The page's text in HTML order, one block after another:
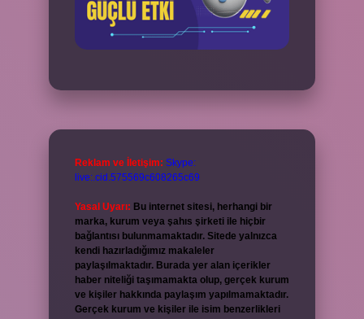
Reklam ve İletişim: Skype:
live:.cid.575569c608265c69
Yasal Uyarı: Bu internet sitesi, herhangi bir
marka, kurum veya şahıs şirketi ile hiçbir
bağlantısı bulunmamaktadır. Sitede yalnızca
kendi hazırladığımız makaleler
paylaşılmaktadır. Burada yer alan içerikler
haber niteliği taşımamakta olup, gerçek kurum
ve kişiler hakkında paylaşım yapılmamaktadır.
Gerçek kurum ve kişiler ile isim benzerlikleri